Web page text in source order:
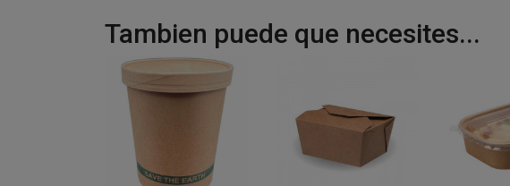
Tambien puede que necesites...